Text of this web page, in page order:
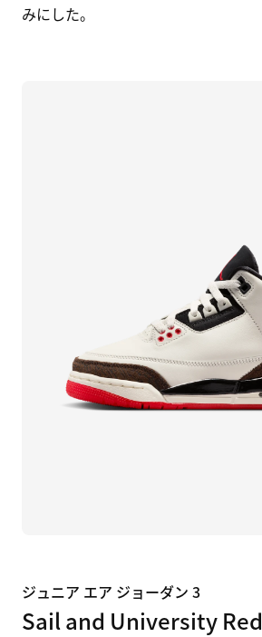
みにした。
ジュニア エア ジョーダン 3
Sail and University Red